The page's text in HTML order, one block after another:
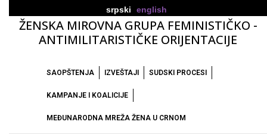
srpski english
ŽENSKA MIROVNA GRUPA FEMINISTIČKO -
ANTIMILITARISTIČKE ORIJENTACIJE
SAOPŠTENJA IZVEŠTAJI SUDSKI PROCESI
KAMPANJE I KOALICIJE
MEĐUNARODNA MREŽA ŽENA U CRNOM